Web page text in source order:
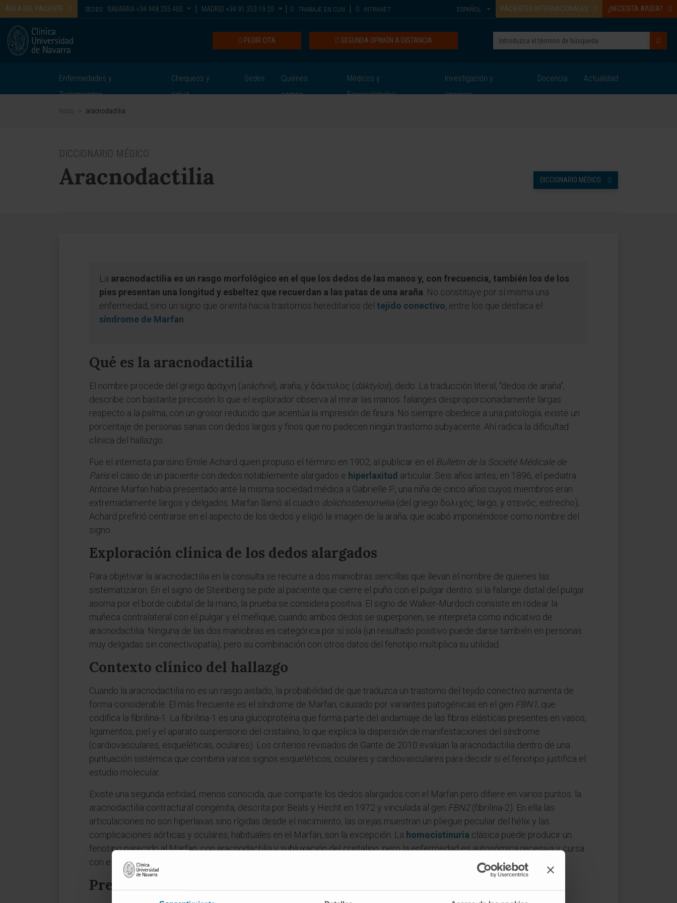
ÁREA DEL PACIENTE SEDES: NAVARRA +34 948 255 400 MADRID +34 91 353 19 20 TRABAJE EN CUN INTRANET PACIENTES INTERNACIONALES ¿NECESITA AYUDA?
ESPAÑOL
SEGUNDA OPINIÓN A DISTANCIA
PEDIR CITA
Enfermedades y
Tratamientos
Chequeos y
salud
Sedes
Quiénes
somos
Médicos y
Especialidades
Investigación y
ensayos
Docencia Actualidad
Inicio > aracnodactilia
DICCIONARIO MÉDICO
Aracnodactilia DICCIONARIO MÉDICO
La aracnodactilia es un rasgo morfológico en el que los dedos de las manos y, con frecuencia, también los de los
pies presentan una longitud y esbeltez que recuerdan a las patas de una araña . No constituye por sí misma una
enfermedad, sino un signo que orienta hacia trastornos hereditarios del tejido conectivo, entre los que destaca el
síndrome de Marfan
Qué es la aracnodactilia
El nombre procede del griego ἀράχνη (aráchnē), araña, y δάκτυλος (dáktylos), dedo. La traducción literal, "dedos de araña",
describe con bastante precisión lo que el explorador observa al mirar las manos: falanges desproporcionadamente largas
respecto a la palma, con un grosor reducido que acentúa la impresión de finura. No siempre obedece a una patología; existe un
porcentaje de personas sanas con dedos largos y finos que no padecen ningún trastorno subyacente. Ahí radica la dificultad
clínica del hallazgo.
Fue el internista parisino Emile Achard quien propuso el término en 1902, al publicar en el Bulletin de la Société Médicale de
Parisel caso de un paciente con dedos notablemente alargados e hiperlaxitud articular. Seis años antes, en 1896, el pediatra
Antoine Marfan había presentado ante la misma sociedad médica a Gabrielle P., una niña de cinco años cuyos miembros eran
extremadamente largos y delgados. Marfan llamó al cuadro dolichostenomelia (del griego δολιχός, largo, y στενός, estrecho);
Achard prefirió centrarse en el aspecto de los dedos y eligió la imagen de la araña, que acabó imponiéndose como nombre del
signo.
Exploración clínica de los dedos alargados
Para objetivar la aracnodactilia en la consulta se recurre a dos maniobras sencillas que llevan el nombre de quienes las
sistematizaron. En el signo de Steinberg se pide al paciente que cierre el puño con el pulgar dentro: si la falange distal del pulgar
asoma por el borde cubital de la mano, la prueba se considera positiva. El signo de Walker-Murdoch consiste en rodear la
muñeca contralateral con el pulgar y el meñique; cuando ambos dedos se superponen, se interpreta como indicativo de
aracnodactilia. Ninguna de las dos maniobras es categórica por sí sola (un resultado positivo puede darse también en personas
muy delgadas sin conectivopatía), pero su combinación con otros datos del fenotipo multiplica su utilidad.
Contexto clínico del hallazgo
Cuando la aracnodactilia no es un rasgo aislado, la probabilidad de que traduzca un trastorno del tejido conectivo aumenta de
forma considerable. El más frecuente es el síndrome de Marfan, causado por variantes patogénicas en el gen FBN1, que
codifica la fibrilina-1. La fibrilina-1 es una glucoproteína que forma parte del andamiaje de las fibras elásticas presentes en vasos,
ligamentos, piel y el aparato suspensorio del cristalino, lo que explica la dispersión de manifestaciones del síndrome
(cardiovasculares, esqueléticas, oculares). Los criterios revisados de Gante de 2010 evalúan la aracnodactilia dentro de una
puntuación sistémica que combina varios signos esqueléticos, oculares y cardiovasculares para decidir si el fenotipo justifica el
estudio molecular.
Existe una segunda entidad, menos conocida, que comparte los dedos alargados con el Marfan pero difiere en varios puntos: la
aracnodactilia contractural congénita, descrita por Beals y Hecht en 1972 y vinculada al gen FBN2(fibrilina-2). En ella las
articulaciones no son hiperlaxas sino rígidas desde el nacimiento, las orejas muestran un pliegue peculiar del hélix y las
complicaciones aórticas y oculares, habituales en el Marfan, son la excepción. La homocistinuria clásica puede producir un
fenotipo parecido al Marfan, con aracnodactilia y subluxación del cristalino, pero la enfermedad es autosómica recesiva y cursa
con elevación de homocisteína en sangre y orina.
Preguntas frecuentes